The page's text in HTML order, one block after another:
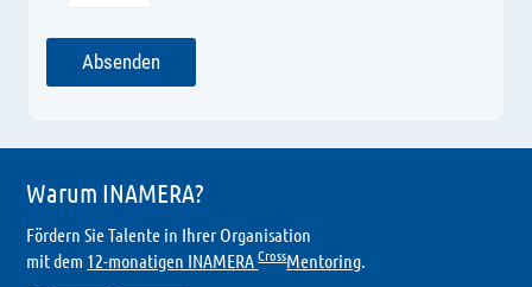
Absenden
Warum INAMERA?
Fördern Sie Talente in Ihrer Organisation
mit dem 12-monatigen INAMERACrossMentoring.